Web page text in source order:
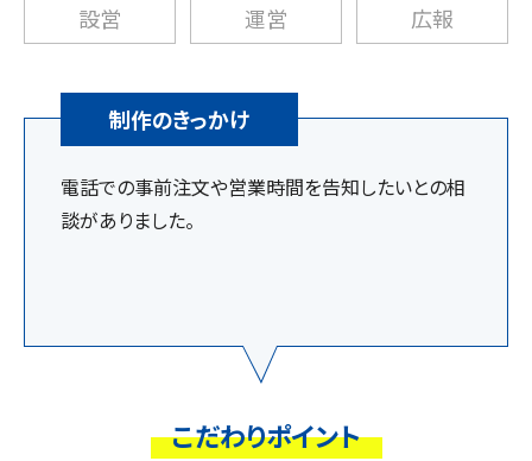
設営 運営 広報
制作のきっかけ
電話での事前注文や営業時間を告知したいとの相
談がありました。
こだわりポイント